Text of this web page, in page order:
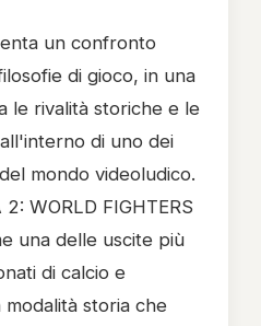
un confronto
di gioco, in una
le rivalità storiche e le
di uno dei
mondo videoludico.
WORLD FIGHTERS
una delle uscite più
di calcio e
storia che